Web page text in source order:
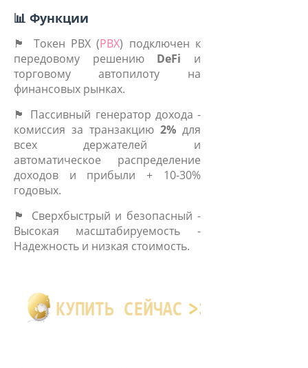
📊 Функции
🏴 Токен PBX (PBX) подключен к
передовому решению DeFi и
торговому автопилоту на
финансовых рынках.
🏴 Пассивный генератор дохода -
комиссия за транзакцию 2% для
всех держателей и
автоматическое распределение
доходов и прибыли + 10-30%
годовых.
🏴 Сверхбыстрый и безопасный -
Высокая масштабируемость -
Надежность и низкая стоимость.